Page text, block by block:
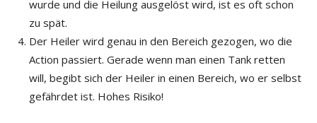
wurde und die Heilung ausgelöst wird, ist es oft schon
zu spät.
Der Heiler wird genau in den Bereich gezogen, wo die
Action passiert. Gerade wenn man einen Tank retten
will, begibt sich der Heiler in einen Bereich, wo er selbst
gefährdet ist. Hohes Risiko!